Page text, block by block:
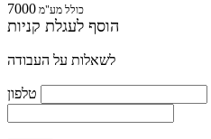
7000 כולל מע"מ
הוסף לעגלת קניות
לשאלות על העבודה
טלפון